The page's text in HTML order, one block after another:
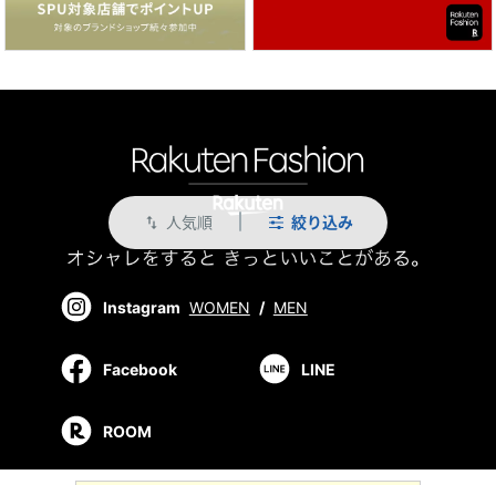
swap_vert 人気順 絞り込み
Instagram WOMEN / MEN
Facebook LINE
ROOM